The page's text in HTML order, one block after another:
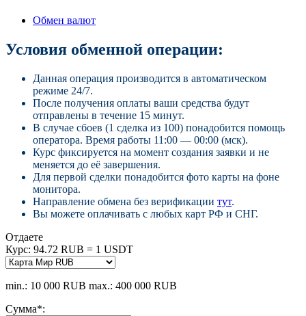
Обмен валют
Условия обменной операции:
Данная операция производится в автоматическом
режиме 24/7.
После получения оплаты ваши средства будут
отправлены в течение 15 минут.
В случае сбоев (1 сделка из 100) понадобится помощь
оператора. Время работы 11:00 — 00:00 (мск).
Курс фиксируется на момент создания заявки и не
меняется до её завершения.
Для первой сделки понадобится фото карты на фоне
монитора.
Направление обмена без верификации тут.
Вы можете оплачивать с любых карт РФ и СНГ.
Отдаете
Курс: 94.72 RUB = 1 USDT
min.: 10 000 RUB max.: 400 000 RUB
Сумма*: